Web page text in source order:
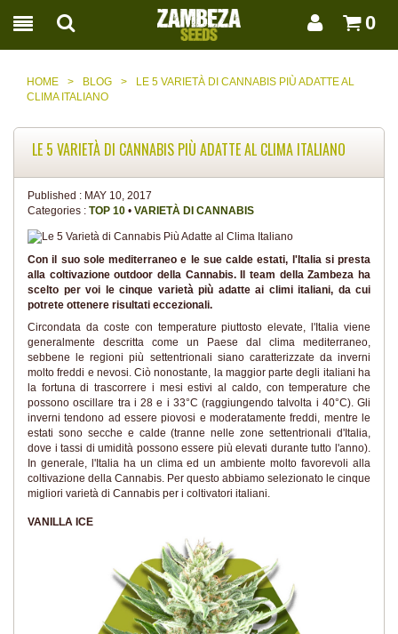
0
HOME > BLOG >
LE 5 VARIETÀ DI CANNABIS PIÙ ADATTE AL
CLIMA ITALIANO
LE 5 VARIETÀ DI CANNABIS PIÙ ADATTE AL CLIMA ITALIANO
Published : MAY 10, 2017
Categories : TOP 10 • VARIETÀ DI CANNABIS
Con il suo sole mediterraneo e le sue calde estati, l'Italia si presta
alla coltivazione outdoor della Cannabis. Il team della Zambeza ha
scelto per voi le cinque varietà più adatte ai climi italiani, da cui
potrete ottenere risultati eccezionali.
Circondata da coste con temperature piuttosto elevate, l'Italia viene
generalmente descritta come un Paese dal clima mediterraneo,
sebbene le regioni più settentrionali siano caratterizzate da inverni
molto freddi e nevosi. Ciò nonostante, la maggior parte degli italiani ha
la fortuna di trascorrere i mesi estivi al caldo, con temperature che
possono oscillare tra i 28 e i 33°C (raggiungendo talvolta i 40°C). Gli
inverni tendono ad essere piovosi e moderatamente freddi, mentre le
estati sono secche e calde (tranne nelle zone settentrionali d'Italia,
dove i tassi di umidità possono essere più elevati durante tutto l'anno).
In generale, l'Italia ha un clima ed un ambiente molto favorevoli alla
coltivazione della Cannabis. Per questo abbiamo selezionato le cinque
migliori varietà di Cannabis per i coltivatori italiani.
VANILLA ICE